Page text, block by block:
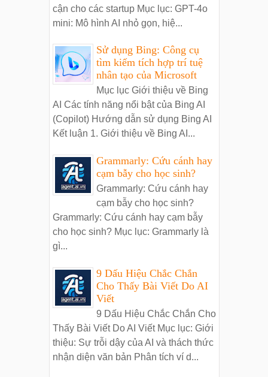
cận cho các startup Mục lục: GPT-4o
mini: Mô hình AI nhỏ gọn, hiệ...
Sử dụng Bing: Công cụ
tìm kiếm tích hợp trí tuệ
nhân tạo của Microsoft
Mục lục Giới thiệu về Bing
AI Các tính năng nổi bật của Bing AI
(Copilot) Hướng dẫn sử dụng Bing AI
Kết luận 1. Giới thiệu về Bing AI...
Grammarly: Cứu cánh hay
cạm bẫy cho học sinh?
Grammarly: Cứu cánh hay
cạm bẫy cho học sinh?
Grammarly: Cứu cánh hay cạm bẫy
cho học sinh? Mục lục: Grammarly là
gì...
9 Dấu Hiệu Chắc Chắn
Cho Thấy Bài Viết Do AI
Viết
9 Dấu Hiệu Chắc Chắn Cho
Thấy Bài Viết Do AI Viết Mục lục: Giới
thiệu: Sự trỗi dậy của AI và thách thức
nhận diện văn bản Phân tích ví d...